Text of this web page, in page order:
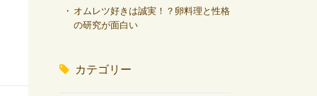
オムレツ好きは誠実！？卵料理と性格
の研究が面白い
カテゴリー